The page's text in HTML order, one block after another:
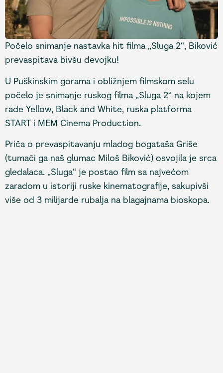
Počelo snimanje nastavka hit filma „Sluga 2“, Biković
prevaspitava bivšu devojku!
U Puškinskim gorama i obližnjem filmskom selu
počelo je snimanje ruskog filma „Sluga 2“ na kojem
rade Yellow, Black and White, ruska platforma
START i MEM Cinema Production.
Priča o prevaspitavanju mladog bogataša Griše
(tumači ga naš glumac Miloš Biković) osvojila je srca
gledalaca. „Sluga“ je postao film sa najvećom
zaradom u istoriji ruske kinematografije, sakupivši
više od 3 milijarde rubalja na blagajnama bioskopa.